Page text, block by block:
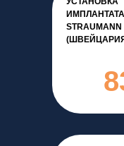
ИМПЛАНТАТА
STRAUMANN